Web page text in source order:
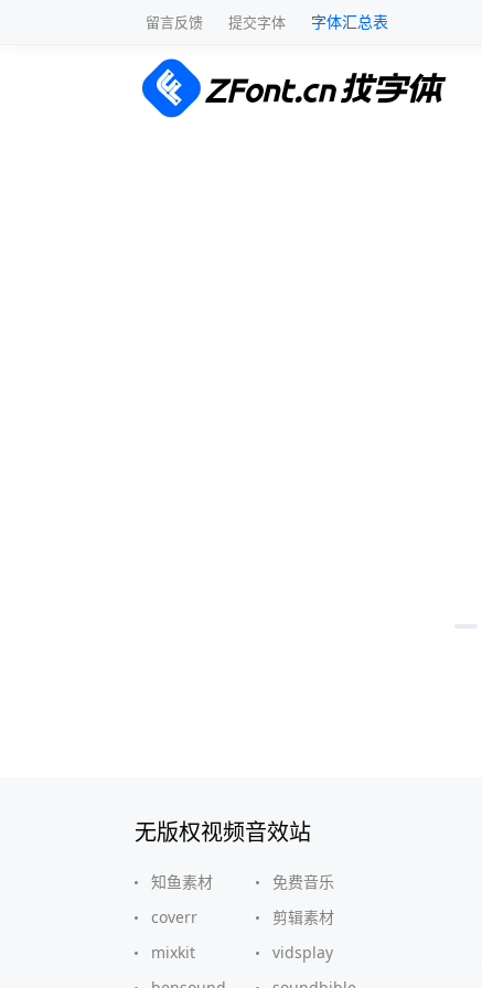
留言反馈 提交字体 字体汇总表
无版权视频音效站
知鱼素材
免费音乐
coverr
剪辑素材
mixkit
vidsplay